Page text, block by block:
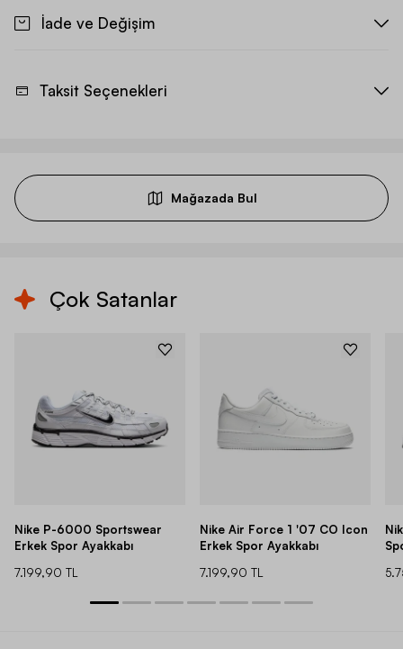
İade ve Değişim
Taksit Seçenekleri
Mağazada Bul
Çok Satanlar
Nike P-6000 Sportswear
Erkek Spor Ayakkabı
7.199,90 TL
Nike Air Force 1 '07 CO Icon
Erkek Spor Ayakkabı
7.199,90 TL